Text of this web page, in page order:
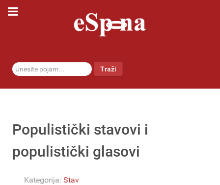
traži... Traži
Populistički stavovi i
populistički glasovi
Kategorija: Stav